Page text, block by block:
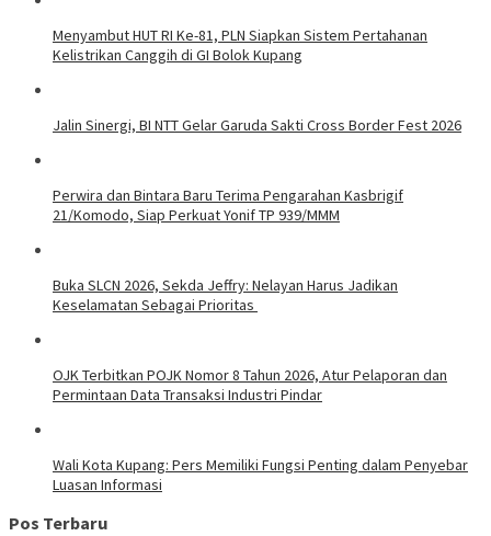
Menyambut HUT RI Ke-81, PLN Siapkan Sistem Pertahanan
Kelistrikan Canggih di GI Bolok Kupang
Jalin Sinergi, BI NTT Gelar Garuda Sakti Cross Border Fest 2026
Perwira dan Bintara Baru Terima Pengarahan Kasbrigif
21/Komodo, Siap Perkuat Yonif TP 939/MMM
Buka SLCN 2026, Sekda Jeffry: Nelayan Harus Jadikan
Keselamatan Sebagai Prioritas
OJK Terbitkan POJK Nomor 8 Tahun 2026, Atur Pelaporan dan
Permintaan Data Transaksi Industri Pindar
Wali Kota Kupang: Pers Memiliki Fungsi Penting dalam Penyebar
Luasan Informasi
Pos Terbaru